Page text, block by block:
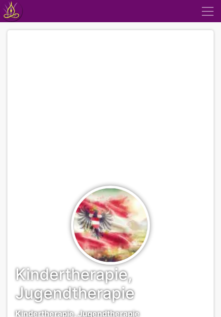
Kindertherapie,
Jugendtherapie
Kindertherapie, Jugendtherapie